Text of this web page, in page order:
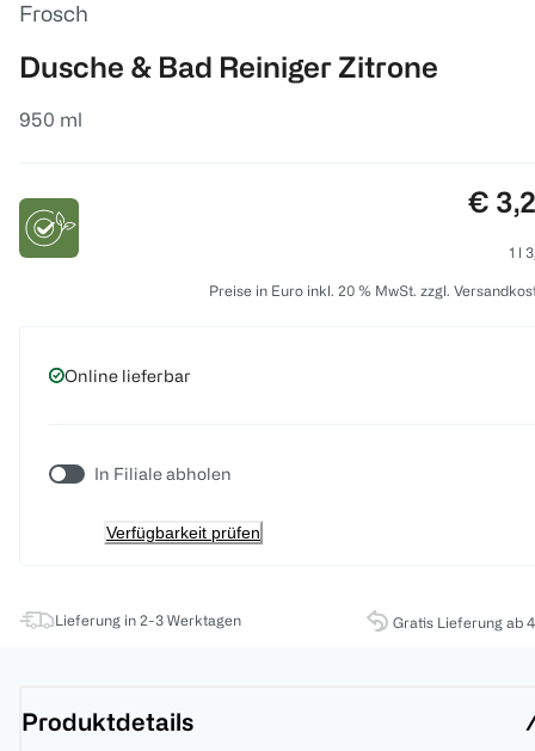
Frosch
Dusche & Bad Reiniger Zitrone
950 ml
€
1 l
Preise in Euro inkl. 20 % MwSt. zzgl.
Online lieferbar
In Filiale abholen
Verfügbarkeit prüfen
Lieferung in 2-3 Werktagen Gratis Lieferung ab
Produktdetails